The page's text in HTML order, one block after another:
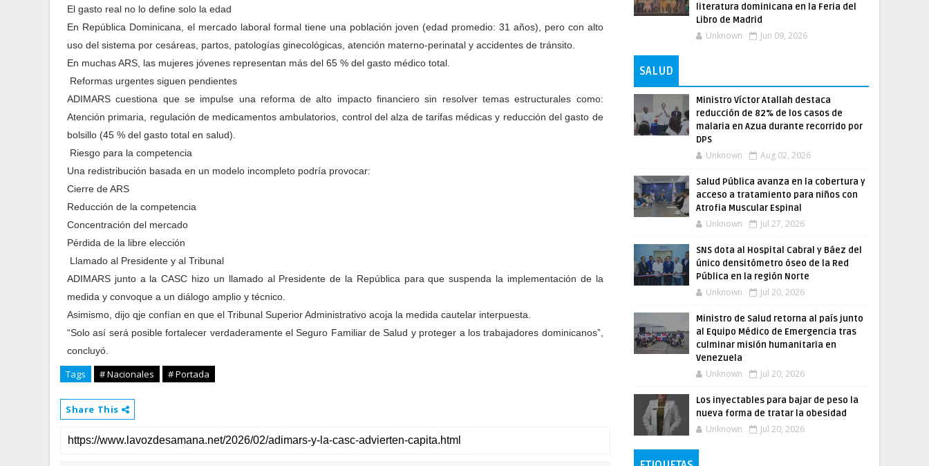
El gasto real no lo define solo la edad
En República Dominicana, el mercado laboral formal tiene una población joven (edad promedio: 31 años), pero con alto
uso del sistema por cesáreas, partos, patologías ginecológicas, atención materno-perinatal y accidentes de tránsito.
En muchas ARS, las mujeres jóvenes representan más del 65 % del gasto médico total.
Reformas urgentes siguen pendientes
ADIMARS cuestiona que se impulse una reforma de alto impacto financiero sin resolver temas estructurales como:
Atención primaria, regulación de medicamentos ambulatorios, control del alza de tarifas médicas y reducción del gasto de
bolsillo (45 % del gasto total en salud).
Riesgo para la competencia
Una redistribución basada en un modelo incompleto podría provocar:
Cierre de ARS
Reducción de la competencia
Concentración del mercado
Pérdida de la libre elección
Llamado al Presidente y al Tribunal
ADIMARS junto a la CASC hizo un llamado al Presidente de la República para que suspenda la implementación de la
medida y convoque a un diálogo amplio y técnico.
Asimismo, dijo qje confían en que el Tribunal Superior Administrativo acoja la medida cautelar interpuesta.
“Solo así será posible fortalecer verdaderamente el Seguro Familiar de Salud y proteger a los trabajadores dominicanos”,
concluyó.
Tags # Nacionales # Portada
Share This
literatura dominicana en la Feria del
Libro de Madrid
Unknown Jun 09, 2026
SALUD
Ministro Víctor Atallah destaca
reducción de 82% de los casos de
malaria en Azua durante recorrido por
DPS
Unknown Aug 02, 2026
Salud Pública avanza en la cobertura y
acceso a tratamiento para niños con
Atrofia Muscular Espinal
Unknown Jul 27, 2026
SNS dota al Hospital Cabral y Báez del
único densitómetro óseo de la Red
Pública en la región Norte
Unknown Jul 20, 2026
Ministro de Salud retorna al país junto
al Equipo Médico de Emergencia tras
culminar misión humanitaria en
Venezuela
Unknown Jul 20, 2026
Los inyectables para bajar de peso la
nueva forma de tratar la obesidad
Unknown Jul 20, 2026